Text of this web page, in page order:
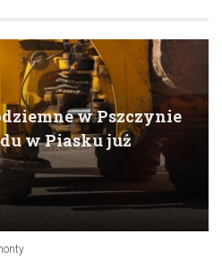
w Pszczynie
w Piasku już